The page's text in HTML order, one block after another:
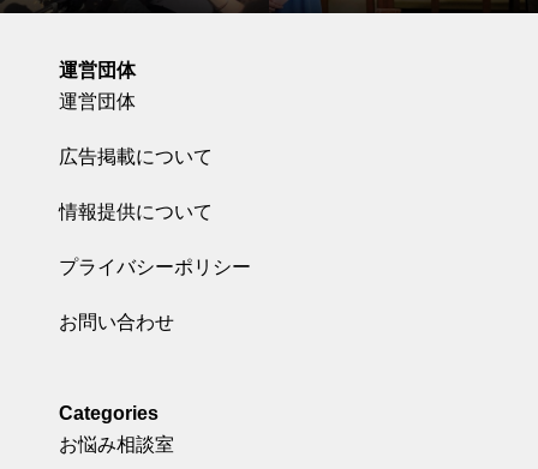
京地裁で
運営団体
運営団体
広告掲載について
情報提供について
プライバシーポリシー
お問い合わせ
Categories
お悩み相談室